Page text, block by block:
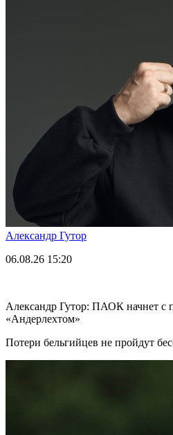
Александр Гутор
06.08.26 15:20
Александр Гутор: ПАОК начнет с
«Андерлехтом»
Потери бельгийцев не пройдут